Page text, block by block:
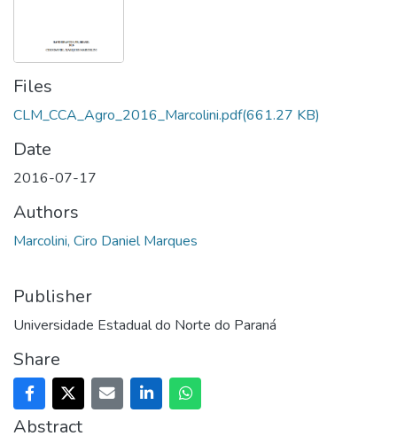
Files
CLM_CCA_Agro_2016_Marcolini.pdf(661.27 KB)
Date
2016-07-17
Authors
Marcolini, Ciro Daniel Marques
Publisher
Universidade Estadual do Norte do Paraná
Share
Abstract